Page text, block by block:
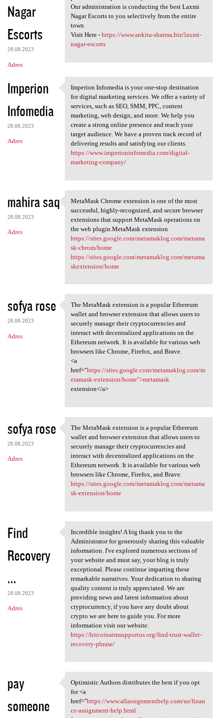
Nagar
Escorts
28.08.2023
Adres
Our administration is conducting the best Laxmi
Nagar Escorts to you selectively from the entire
town
Visit Here - https://www.ankita-sharma.biz/laxmi-
nagar-escorts
Imperion
Infomedia
28.08.2023
Adres
Imperion Infomedia is your
Imperion Infomedia is your one-stop destination
for digital marketing services. We offer a variety of
services, such as SEO, SMM, PPC, content
marketing, web design, and more. We help you
create a strong online presence and reach your
target audience. We have a proven track record of
delivering results and satisfying our clients.
https://www.imperioninfomedia.com/digital-
marketing-company/
mahira saq
28.08.2023
Adres
MetaMask Chrome extension is
MetaMask Chrome extension is one of the most
successful, highly-recognized, and secure browser
extensions that support MetaMask operations on
the web plugin.MetaMask extension
https://sites.google.com/metamaklog.com/metama
sk-chrom/home
https://sites.google.com/metamaklog.com/metama
skextension/home
sofya rose
28.08.2023
Adres
The MetaMask extension is a
The MetaMask extension is a popular Ethereum
wallet and browser extension that allows users to
securely manage their cryptocurrencies and
interact with decentralized applications on the
Ethereum network. It is available for various web
browsers like Chrome, Firefox, and Brave.
<a
href="https://sites.google.com/metamaklog.com/m
etamask-extension/home">metamask
extension</a>
sofya rose
28.08.2023
Adres
The MetaMask extension is a
The MetaMask extension is a popular Ethereum
wallet and browser extension that allows users to
securely manage their cryptocurrencies and
interact with decentralized applications on the
Ethereum network. It is available for various web
browsers like Chrome, Firefox, and Brave.
https://sites.google.com/metamaklog.com/metama
sk-extension/home
Find
Recovery
...
28.08.2023
Adres
Incredible insights! A big
Incredible insights! A big thank you to the
Administrator for generously sharing this valuable
information. I've explored numerous sections of
your website and must say, your blog is truly
exceptional. Please continue imparting these
remarkable narratives. Your dedication to sharing
quality content is truly appreciated. We are
providing news and latest information about
cryptocurrency, if you have any doubt about
crypto we are here to guide you. For more
information visit our website.
https://bitcoinatmsupportus.org/find-trust-wallet-
recovery-phrase/
pay
someone
Optimistic Authors
Optimistic Authors distributes the best if you opt
for <a
href="https://www.allassignmenthelp.com/us/finan
ce-assignment-help.html